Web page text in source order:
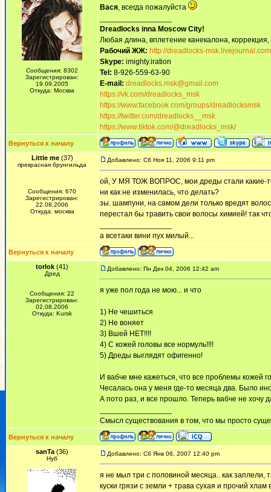
Сообщения: 8302
Зарегистрирован:
19.09.2005
Откуда: Москва
Вася, всегда пожалуйста
Dreadlocks inna Moscow Сity!
Любая длина, вплетение канекалона,
Рабочий ЖЖ: http://dreadlocks-
Skype: imighty.iration
Tel: 8-926-559-63-90
E-mail: dreadlocks.msk@gmail.com
https://vk.com/dreadlocks_msk
https://www.facebook.com/groups/dreadlocksmsk
https://twitter.com/dreadlocks__msk
https://www.tiktok.com/@dreadlocks_msk/
Вернуться к началу
Little me(37)
прекрасная брунгильда
Сообщения: 670
Зарегистрирован:
22.08.2006
Откуда: москва
Добавлено: Сб Ноя 11, 2006 9:11 pm
ой, У МЯ ТОЖ ВОПРОС, мои дреды стали какие-
ни как не изменилась, что делать?
зы. шампуни, на самом дели только вредят
перестал бы травить свои волосы химией! так
а всетаки вини пух милый...
Вернуться к началу
torlok (41)
Дред
Сообщения: 22
Зарегистрирован:
02.08.2006
Откуда: Kursk
Добавлено: Пн Дек 04, 2006 12:42 am
я уже пол года не мою... и что
1) Не чешиться
2) Не воняет
3) Вшей НЕТ!!!!
4) С кожей головы все нормуль!!!!
5) Дреды выглядят офигенно!
И вабче мне кажеться, что все проблемы кожей
Чесалась она у меня где-то месяца два. Было
А пото раз, и все прошло. Теперь вабче не хочу
Смысл существования в том, что мы просто
Вернуться к началу
sanTa (36)
Нуб
Добавлено: Сб Янв 06, 2007 12:40 pm
я не мыл три с половиной месяца.. как заплели,
куски грязи с земли + трава сухая и прочий